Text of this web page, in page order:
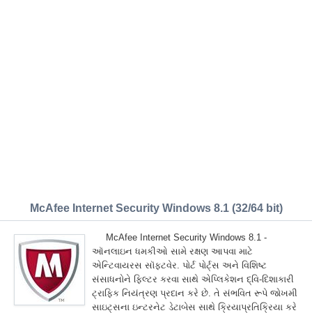
McAfee Internet Security Windows 8.1 (32/64 bit)
McAfee Internet Security Windows 8.1 -
ઑનલાઇન ધમકીઓ સામે રક્ષણ આપવા માટે
એન્ટિવાયરસ સૉફ્ટવેર. પોર્ટ પોર્ટ્સ અને વિશિષ્ટ
સંસાધનોને ફિલ્ટર કરવા સાથે એપ્લિકેશન દ્વિ-દિશાકારી
ટ્રાફિક નિયંત્રણ પ્રદાન કરે છે. તે સંભવિત રૂપે જોખમી
સાઇટ્સના ઇન્ટરનેટ ડેટાબેસ સાથે ક્રિયાપ્રતિક્રિયા કરે